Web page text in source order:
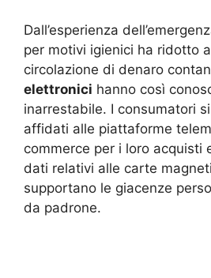
Dall’esperienza
per motivi igienici ha ridotto
circolazione di denaro
elettronici hanno così
inarrestabile. I consumatori
affidati alle piattaforme
commerce per i loro acquisti
dati relativi alle carte
supportano le giacenze
da padrone.